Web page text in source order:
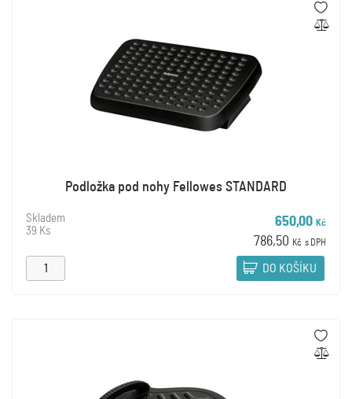
Podložka pod nohy Fellowes STANDARD
Skladem
39 Ks
650,00 Kč
786,50 Kč s DPH
DO KOŠÍKU